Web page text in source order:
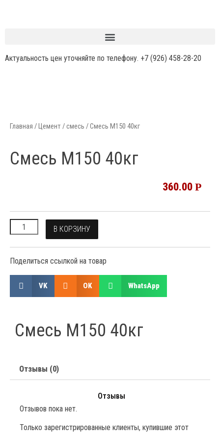
Актуальность цен уточняйте по телефону. +7 (926) 458-28-20
Главная /Цемент / смесь / Смесь М150 40кг
Смесь М150 40кг
360.00 Р
В КОРЗИНУ
Поделиться ссылкой на товар
VK OK WhatsApp
Смесь М150 40кг
Отзывы (0)
Отзывы
Отзывов пока нет.
Только зарегистрированные клиенты, купившие этот